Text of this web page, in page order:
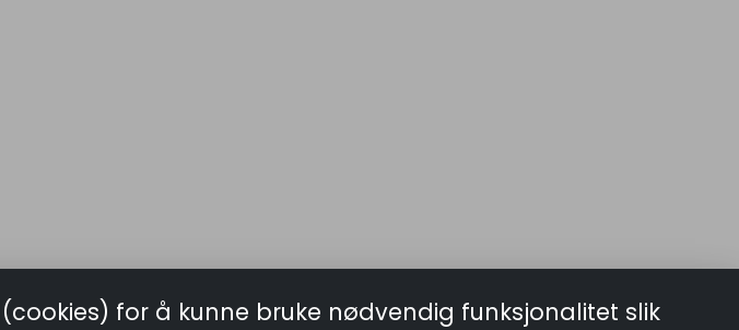
for å kunne bruke nødvendig funksjonalitet slik